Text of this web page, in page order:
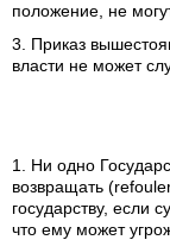
положение, не
3. Приказ
власти не может
1. Ни одно
возвращать
государству, если
что ему может